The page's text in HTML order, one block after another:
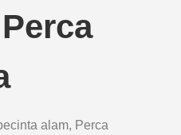
alam, Perca